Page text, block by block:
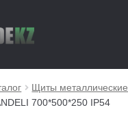
Щиты металлические
700*500*250 IP54